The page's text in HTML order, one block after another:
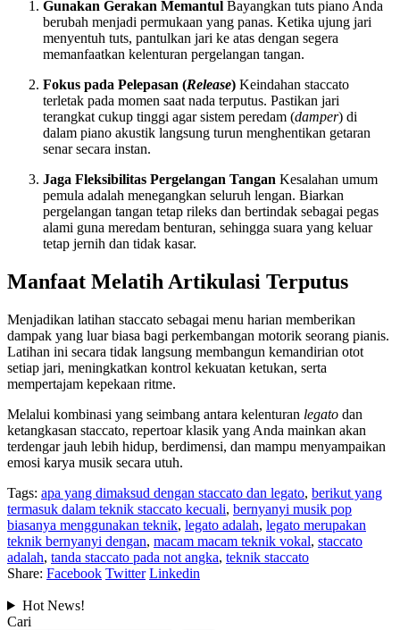
Gunakan Gerakan Memantul Bayangkan tuts piano Anda
berubah menjadi permukaan yang panas. Ketika ujung jari
menyentuh tuts, pantulkan jari ke atas dengan segera
memanfaatkan kelenturan pergelangan tangan.
Fokus pada Pelepasan (Release) Keindahan staccato
terletak pada momen saat nada terputus. Pastikan jari
terangkat cukup tinggi agar sistem peredam (damper) di
dalam piano akustik langsung turun menghentikan getaran
senar secara instan.
Jaga Fleksibilitas Pergelangan Tangan Kesalahan umum
pemula adalah menegangkan seluruh lengan. Biarkan
pergelangan tangan tetap rileks dan bertindak sebagai pegas
alami guna meredam benturan, sehingga suara yang keluar
tetap jernih dan tidak kasar.
Manfaat Melatih Artikulasi Terputus
Menjadikan latihan staccato sebagai menu harian memberikan
dampak yang luar biasa bagi perkembangan motorik seorang pianis.
Latihan ini secara tidak langsung membangun kemandirian otot
setiap jari, meningkatkan kontrol kekuatan ketukan, serta
mempertajam kepekaan ritme.
Melalui kombinasi yang seimbang antara kelenturan legato dan
ketangkasan staccato, repertoar klasik yang Anda mainkan akan
terdengar jauh lebih hidup, berdimensi, dan mampu menyampaikan
emosi karya musik secara utuh.
Tags: apa yang dimaksud dengan staccato dan legato, berikut yang
termasuk dalam teknik staccato kecuali, bernyanyi musik pop
biasanya menggunakan teknik, legato adalah, legato merupakan
teknik bernyanyi dengan, macam macam teknik vokal, staccato
adalah, tanda staccato pada not angka, teknik staccato
Share: Facebook Twitter Linkedin
Hot News!
Cari